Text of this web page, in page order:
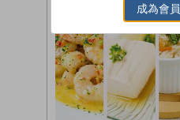
成為會員